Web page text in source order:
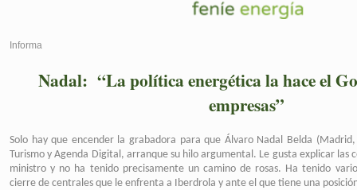
Informa
Nadal: “La política energética la hace el
empresas”
Solo hay que encender la grabadora para que Álvaro Nadal Belda
Turismo y Agenda Digital, arranque su hilo argumental. Le gusta explicar las
ministro y no ha tenido precisamente un camino de rosas. Ha tenido
cierre de centrales que le enfrenta a Iberdrola y ante el que tiene una